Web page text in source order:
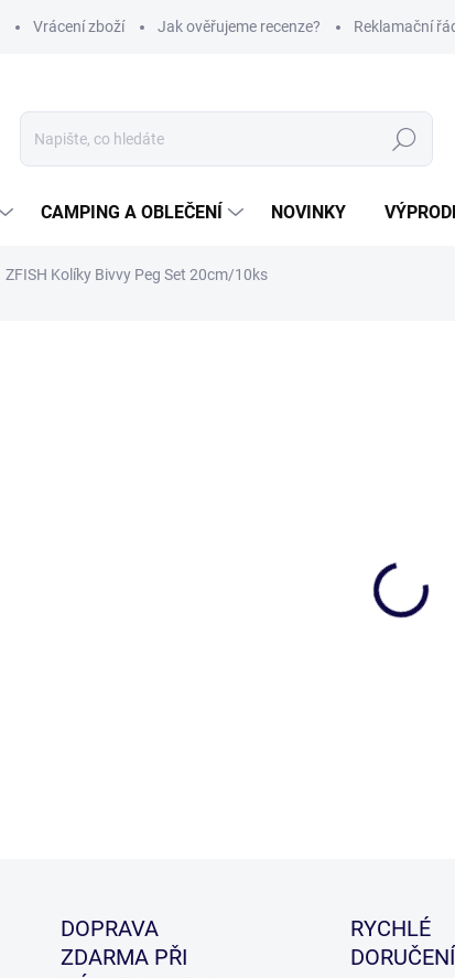
Vrácení zboží Jak ověřujeme recenze? Reklamační
Hledat
CAMPING A OBLEČENÍ NOVINKY
ZFISH Kolíky Bivvy Peg Set 20cm/10ks
DOPRAVA
ZDARMA PŘI
RYCHLÉ
DORUČENÍ